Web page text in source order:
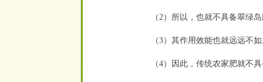
（2）所以，也就不具备翠绿
（3）其作用效能也就远远不
（4）因此，传统农家肥就不